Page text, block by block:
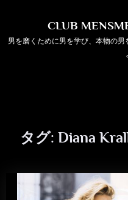
content
CLUB
男を磨くために男を学び、本物の
タグ: Diana